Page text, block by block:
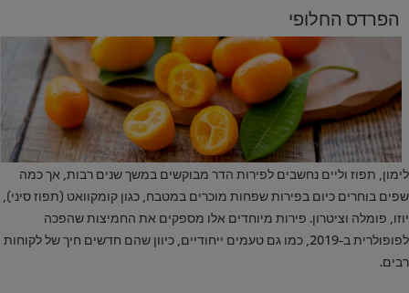
הפרדס החלופי
לימון, תפוז וליים נחשבים לפירות הדר מבוקשים במשך שנים רבות, אך כמה
שפים בוחרים כיום בפירות שפחות מוכרים במטבח, כגון קומקוואט (תפוז סיני),
יוזו, פומלה וציטרון. פירות מיוחדים אלו מספקים את החמיצות שהפכה
לפופולרית ב-2019, כמו גם טעמים ייחודיים, כיוון שהם חדשים חיך של לקוחות
רבים.